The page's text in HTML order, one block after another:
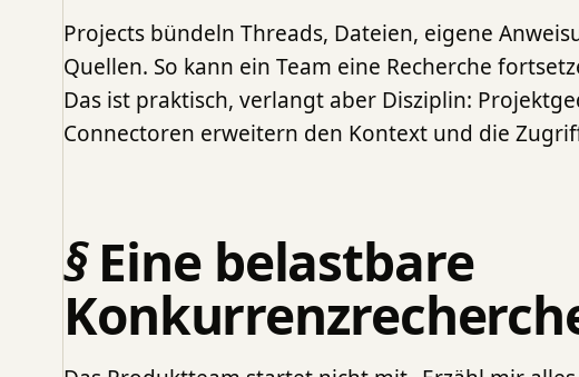
Projects bündeln Threads, Dateien, eigene
Quellen. So kann ein Team eine Recherche
Das ist praktisch, verlangt aber Disziplin:
Connectoren erweitern den Kontext und die
Eine belastbare